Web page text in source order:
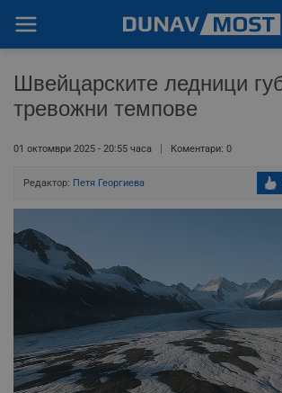
Швейцарските ледници
тревожни темпове
01 октомври 2025 - 20:55 часа Коментари: 0
Редактор: Петя Георгиева